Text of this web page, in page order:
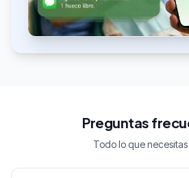
Preguntas
Todo lo que